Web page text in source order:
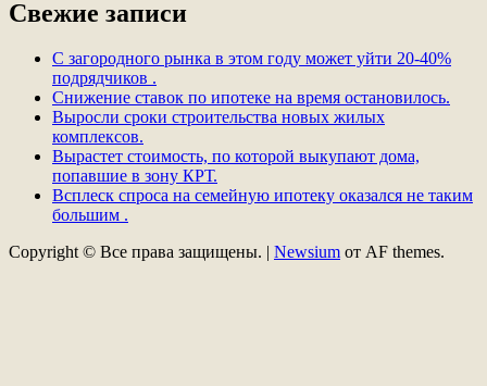
Свежие записи
С загородного рынка в этом году может уйти 20-40%
подрядчиков .
Снижение ставок по ипотеке на время остановилось.
Выросли сроки строительства новых жилых
комплексов.
Вырастет стоимость, по которой выкупают дома,
попавшие в зону КРТ.
Всплеск спроса на семейную ипотеку оказался не таким
большим .
Copyright © Все права защищены. | Newsium от AF themes.